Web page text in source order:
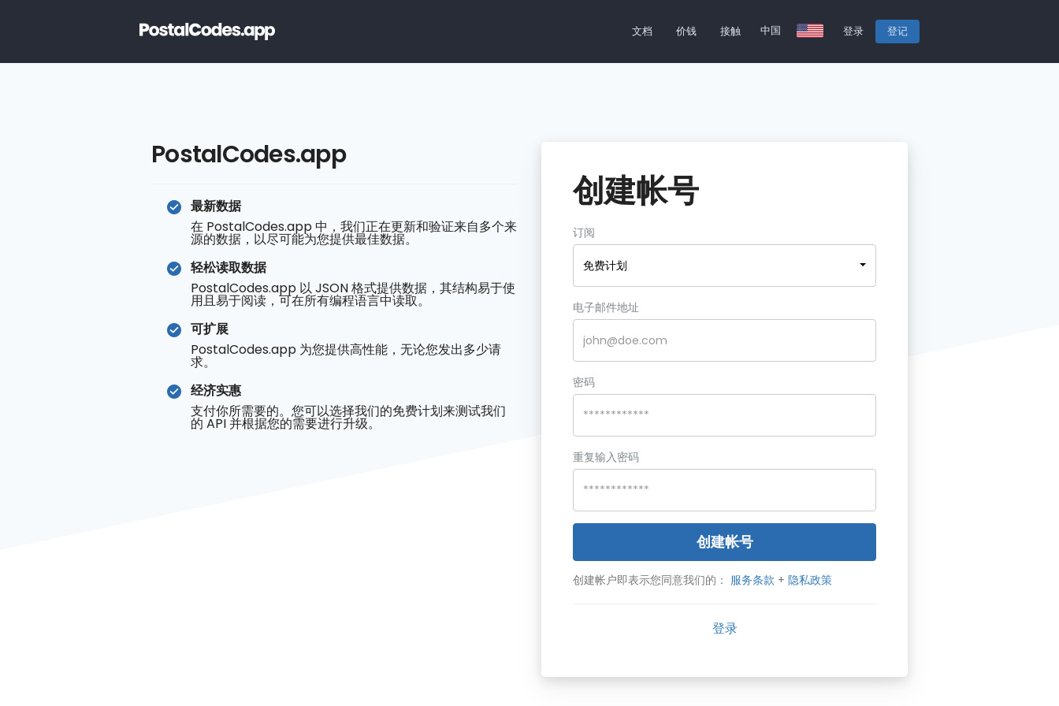
文档 价钱 接触 中国 登录 登记
PostalCodes.app
最新数据
在 PostalCodes.app 中，我们正在更新和验证来自多个来
源的数据，以尽可能为您提供最佳数据。
轻松读取数据
PostalCodes.app 以 JSON 格式提供数据，其结构易于使
用且易于阅读，可在所有编程语言中读取。
可扩展
PostalCodes.app 为您提供高性能，无论您发出多少请
求。
经济实惠
支付你所需要的。您可以选择我们的免费计划来测试我们
的 API 并根据您的需要进行升级。
创建帐号
订阅
免费计划
电子邮件地址
密码
重复输入密码
创建帐号
创建帐户即表示您同意我们的： 服务条款 + 隐私政策
登录